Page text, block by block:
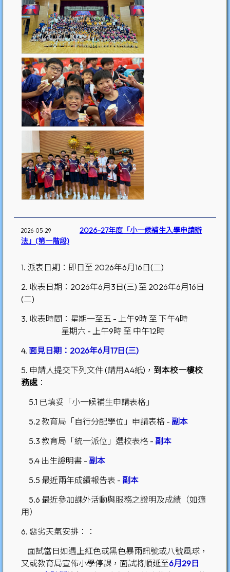
2026-05-29
2026-27年度「小一候補生入學申請辦
法」(第一階段)
1. 派表日期：即日至 2026年6月16日(二)
2. 收表日期：2026年6月3日(三) 至 2026年6月16日
(二)
3. 收表時間：星期一至五 - 上午9時 至 下午4時
星期六 - 上午9時 至 中午12時
4. 面見日期：2026年6月17日(三)
5. 申請人提交下列文件 (請用A4紙)， 到本校一樓校
務處：
5.1 已填妥「小一候補生申請表格」
5.2 教育局「自行分配學位」申請表格 - 副本
5.3 教育局「統一派位」選校表格 - 副本
5.4 出生證明書 - 副本
5.5 最近兩年成績報告表 - 副本
5.6 最近參加課外活動與服務之證明及成績（如適
用）
6. 惡劣天氣安排：：
面試當日如遇上紅色或黑色暴雨訊號或八號風球，
又或教育局宣佈小學停課，面試將順延至6月29日